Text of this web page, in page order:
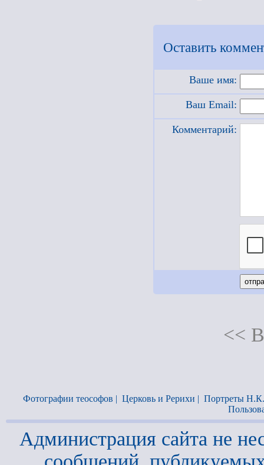
Оставить
Ваше имя:
Ваш Email:
Комментарий:
<<
Фотографии теософов | Церковь и Рерихи | Портреты
Администрация сайта не